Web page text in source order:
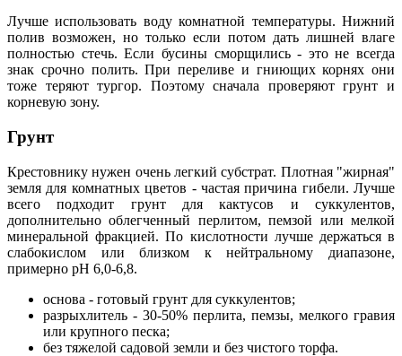
Лучше использовать воду комнатной температуры. Нижний
полив возможен, но только если потом дать лишней влаге
полностью стечь. Если бусины сморщились - это не всегда
знак срочно полить. При переливе и гниющих корнях они
тоже теряют тургор. Поэтому сначала проверяют грунт и
корневую зону.
Грунт
Крестовнику нужен очень легкий субстрат. Плотная "жирная"
земля для комнатных цветов - частая причина гибели. Лучше
всего подходит грунт для кактусов и суккулентов,
дополнительно облегченный перлитом, пемзой или мелкой
минеральной фракцией. По кислотности лучше держаться в
слабокислом или близком к нейтральному диапазоне,
примерно pH 6,0-6,8.
основа - готовый грунт для суккулентов;
разрыхлитель - 30-50% перлита, пемзы, мелкого гравия
или крупного песка;
без тяжелой садовой земли и без чистого торфа.